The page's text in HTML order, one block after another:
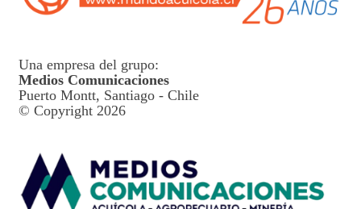
Una empresa del grupo:
Medios Comunicaciones
Puerto Montt, Santiago - Chile
© Copyright 2026